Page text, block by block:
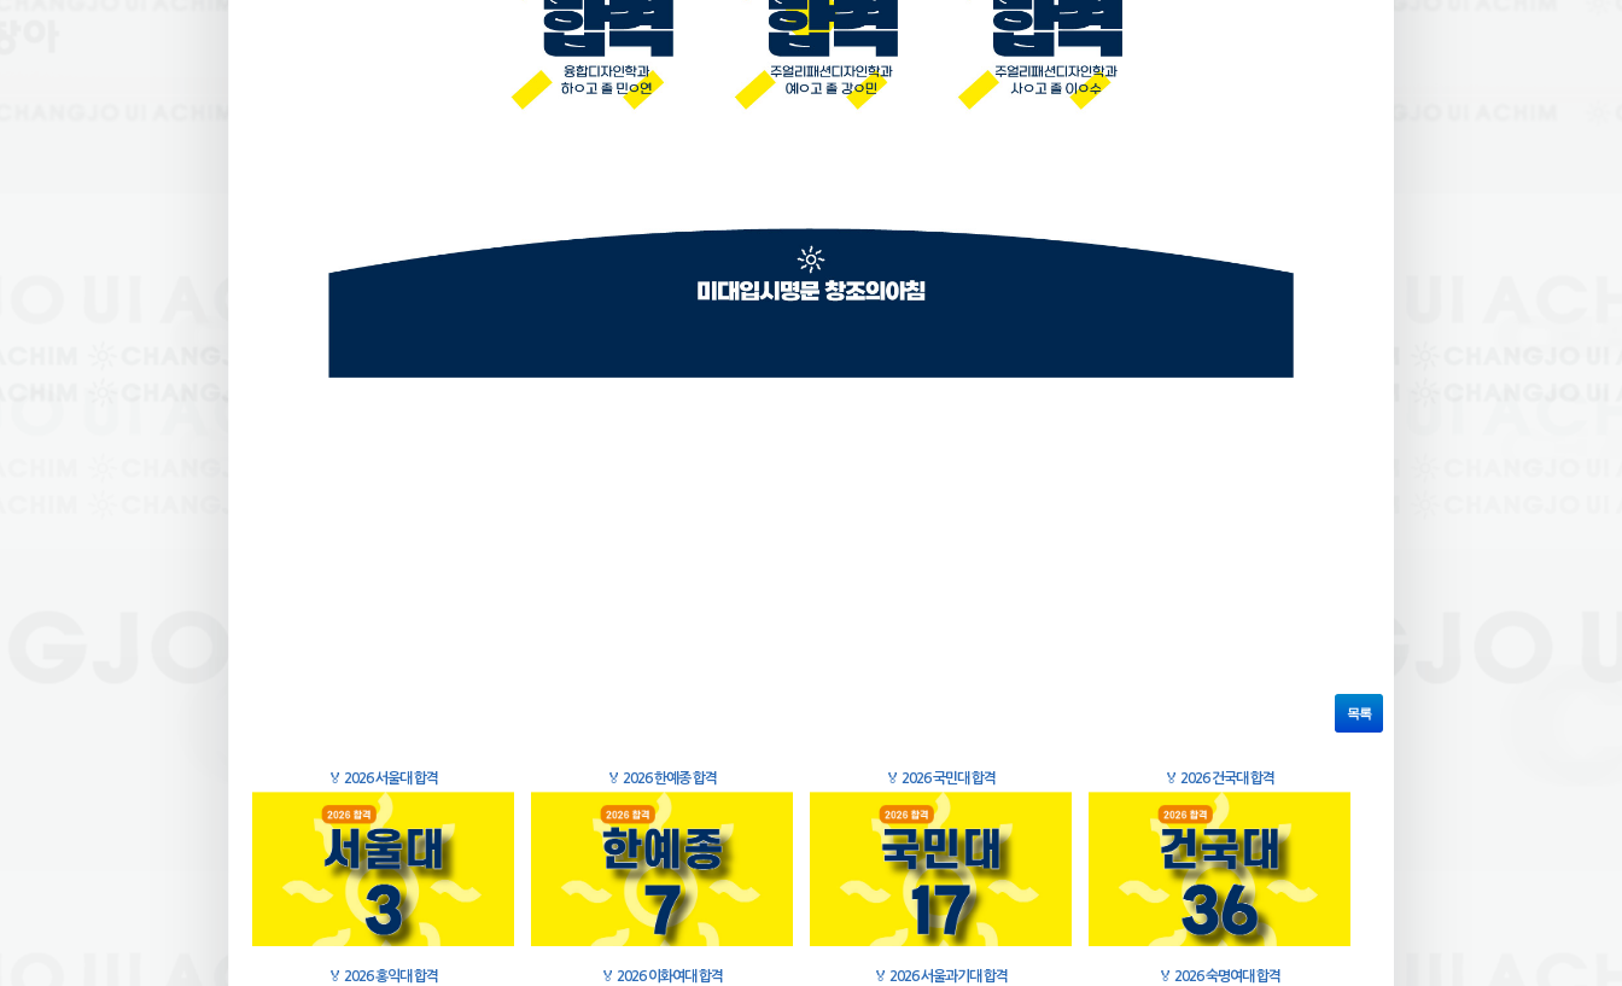
목록
🏅 2026 서울대 합격 🏅 2026 한예종 합격 🏅 2026 국민대 합격 🏅 2026 건국대 합격
🏅 2026 홍익대 합격 🏅 2026 이화여대 합격 🏅 2026 서울과기대 합격 🏅 2026 숙명여대 합격